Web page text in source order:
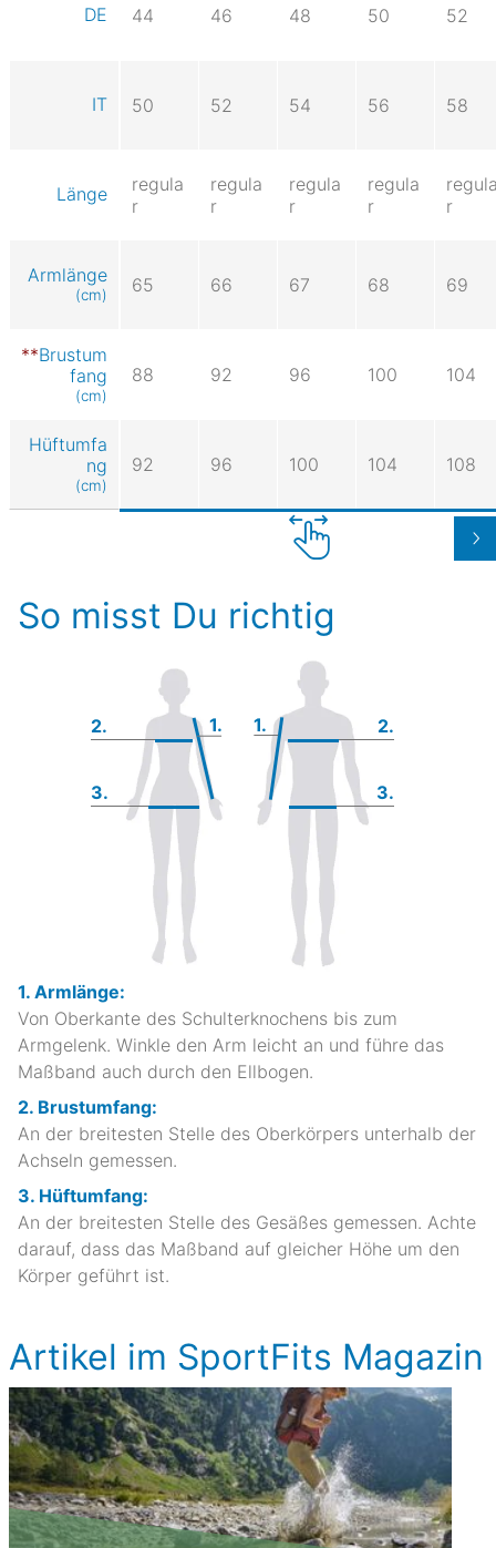
DE 44 46 48 50 52
IT 50 52 54 56 58
Länge
regula
r
regula
r
regula
r
regula
r
r
Armlänge
(cm) 65 66 67 68 69
Brustum
fang
(cm)
88 92 96 100 104
Hüftumfa
ng
(cm)
92 96 100 104 108
So misst Du richtig
1. 1.
2. 2.
3. 3.
1. Armlänge:
Von Oberkante des Schulterknochens bis zum
Armgelenk. Winkle den Arm leicht an und führe das
Maßband auch durch den Ellbogen.
2. Brustumfang:
An der breitesten Stelle des Oberkörpers unterhalb der
Achseln gemessen.
3. Hüftumfang:
An der breitesten Stelle des Gesäßes gemessen. Achte
darauf, dass das Maßband auf gleicher Höhe um den
Körper geführt ist.
Artikel im SportFits Magazin